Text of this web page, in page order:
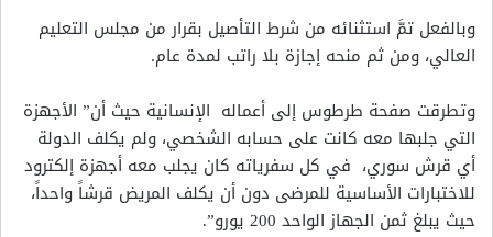
وبالفعل تمَّ استثنائه من شرط التأصيل بقرار من مجلس التعليم
العالي، ومن ثم منحه إجازة بلا راتب لمدة عام.
وتطرقت صفحة طرطوس إلى أعماله الإنسانية حيث أن” الأجهزة
التي جلبها معه كانت على حسابه الشخصي، ولم يكلف الدولة
أي قرش سوري، في كل سفرياته كان يجلب معه أجهزة إلكترود
للاختبارات الأساسية للمرضى دون أن يكلف المريض قرشاً واحداً،
حيث يبلغ ثمن الجهاز الواحد 200 يورو”.